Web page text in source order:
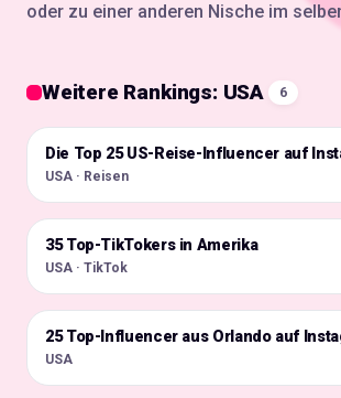
oder zu einer anderen Nische im
Weitere Rankings: USA 6
🇺🇸
Die Top 25 US-Reise-Influencer auf
USA · Reisen
🇺🇸
35 Top-TikTokers in Amerika
USA · TikTok
🇺🇸
25 Top-Influencer aus Orlando auf
USA